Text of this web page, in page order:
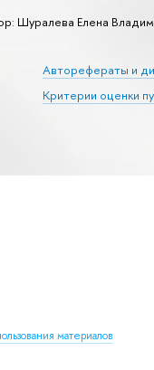
Шуралева Елена
Авторефераты и
Критерии оценки
материалов